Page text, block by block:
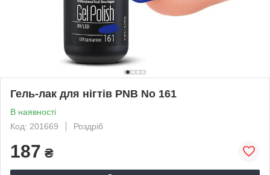
Гель-лак для нігтів PNB No 161
В наявності
Код: 201669
Роздріб
187 ₴